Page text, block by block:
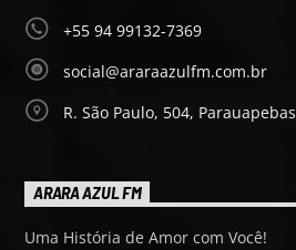
+55 94 99132-7369
social@araraazulfm.com.br
R. São Paulo, 504, Parauapebas
ARARA AZUL FM
Uma História de Amor com Você!